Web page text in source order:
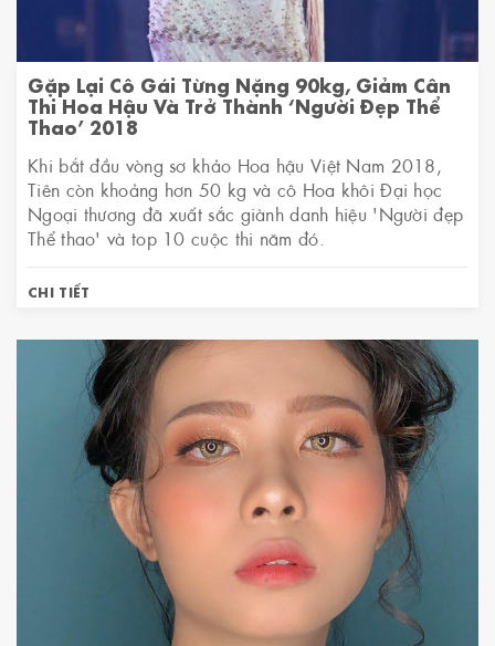
Gặp Lại Cô Gái Từng Nặng 90kg, Giảm Cân
Thi Hoa Hậu Và Trở Thành ‘Người Đẹp Thể
Thao’ 2018
Khi bắt đầu vòng sơ khảo Hoa hậu Việt Nam 2018,
Tiên còn khoảng hơn 50 kg và cô Hoa khôi Đại học
Ngoại thương đã xuất sắc giành danh hiệu 'Người đẹp
Thể thao' và top 10 cuộc thi năm đó.
CHI TIẾT